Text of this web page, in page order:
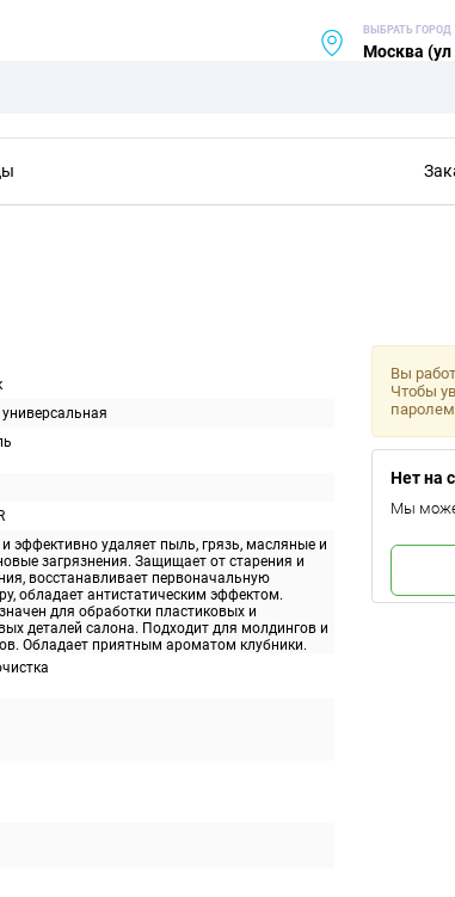
ВЫБРАТЬ ГОРОД
Москва (ул
эффективно удаляет пыль, грязь, масляные и
загрязнения. Защищает от старения и
восстанавливает первоначальную
обладает антистатическим эффектом.
для обработки пластиковых и
деталей салона. Подходит для молдингов и
Обладает приятным ароматом клубники.
Вы
Чтобы
Нет на
Мы